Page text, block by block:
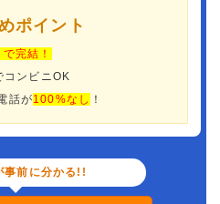
ポイント
完結！
ンビニOK
話が100%なし ！
事前に分かる!!